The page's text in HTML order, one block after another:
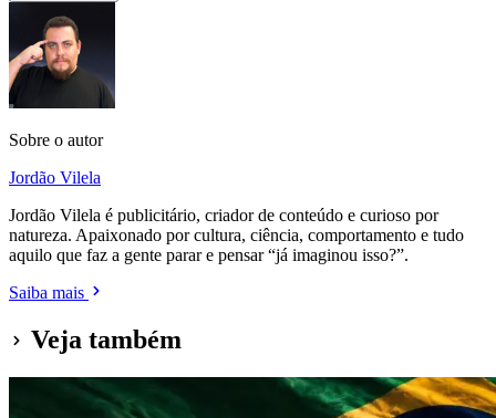
Sobre o autor
Jordão Vilela
Jordão Vilela é publicitário, criador de conteúdo e curioso por
natureza. Apaixonado por cultura, ciência, comportamento e tudo
aquilo que faz a gente parar e pensar “já imaginou isso?”.
Saiba mais
Veja também